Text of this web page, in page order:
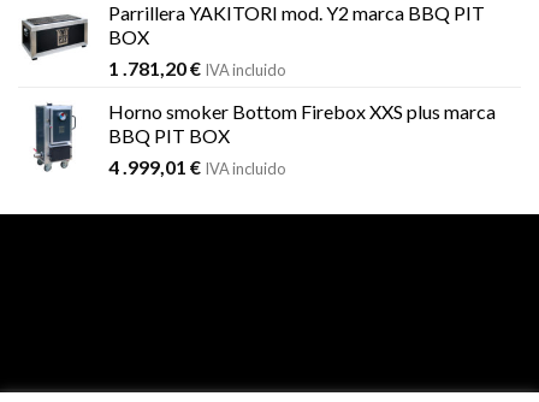
Parrillera YAKITORI mod. Y2 marca BBQ PIT
BOX
1 .781,20€ IVA incluido
Horno smoker Bottom Firebox XXS plus marca
BBQ PIT BOX
4 .999,01 € IVA incluido